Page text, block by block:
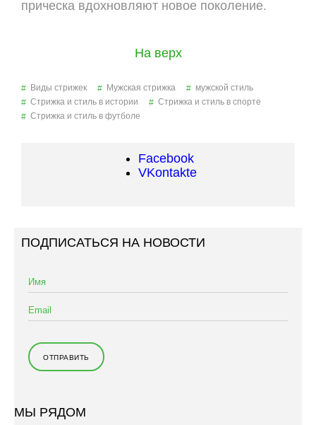
прическа вдохновляют новое поколение.
На верх
Виды стрижек Мужская стрижка
мужской стиль
Стрижка и стиль в истории
Стрижка и стиль в спорте
Стрижка и стиль в футболе
Facebook
VKontakte
ПОДПИСАТЬСЯ НА НОВОСТИ
МЫ РЯДОМ